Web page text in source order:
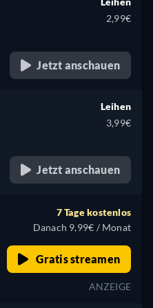
2,99€
Jetzt anschauen
Leihen
3,99€
Jetzt anschauen
7 Tage kostenlos
Danach 9,99€ / Monat
Gratis streamen
ANZEIGE